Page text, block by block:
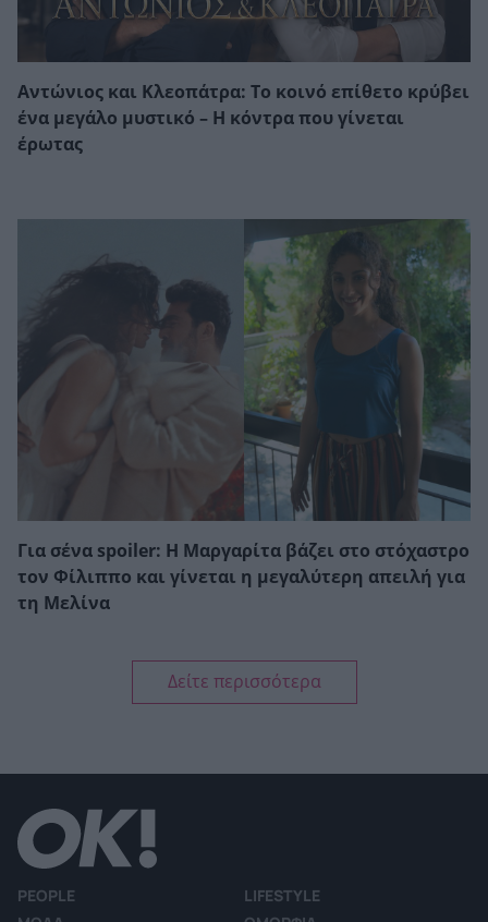
Αντώνιος και Κλεοπάτρα: Το κοινό επίθετο κρύβει
ένα μεγάλο μυστικό – Η κόντρα που γίνεται
έρωτας
Για σένα spoiler: Η Μαργαρίτα βάζει στο στόχαστρο
τον Φίλιππο και γίνεται η μεγαλύτερη απειλή για
τη Μελίνα
Δείτε περισσότερα
PEOPLE
LIFESTYLE